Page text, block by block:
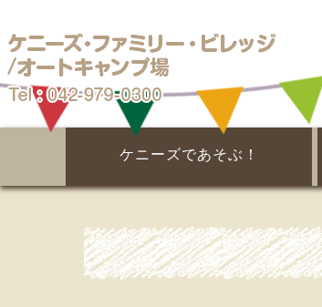
ケニーズであそぶ！